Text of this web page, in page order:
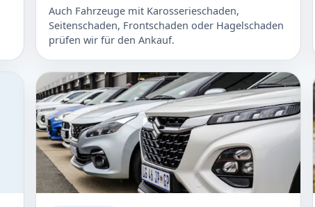
Auch Fahrzeuge mit Karosserieschaden,
Seitenschaden, Frontschaden oder Hagelschaden
prüfen wir für den Ankauf.